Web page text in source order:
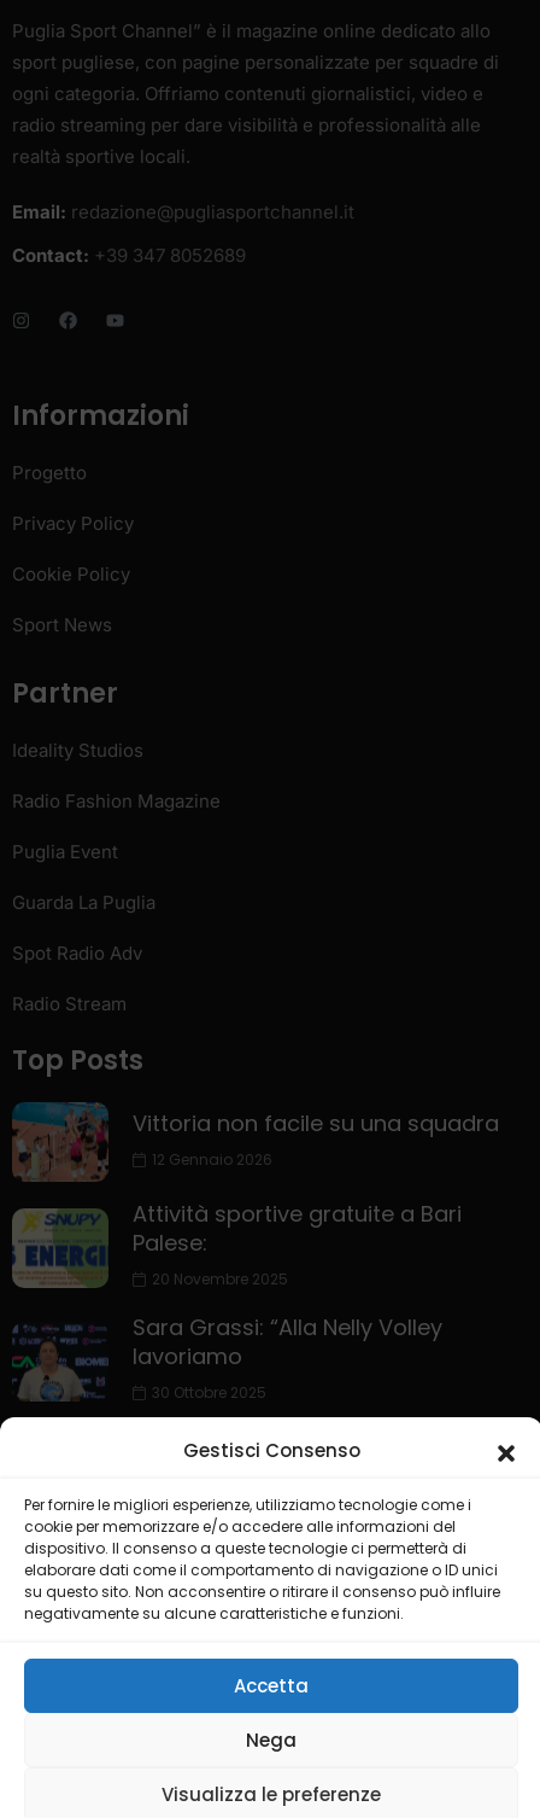
Gestisci Consenso
Per fornire le migliori esperienze, utilizziamo tecnologie come i
cookie per memorizzare e/o accedere alle informazioni del
dispositivo. Il consenso a queste tecnologie ci permetterà di
elaborare dati come il comportamento di navigazione o ID unici
su questo sito. Non acconsentire o ritirare il consenso può influire
negativamente su alcune caratteristiche e funzioni.
Accetta
Nega
Visualizza le preferenze
Puglia Sport Channel” è il magazine online dedicato allo
sport pugliese, con pagine personalizzate per squadre di
ogni categoria. Offriamo contenuti giornalistici, video e
radio streaming per dare visibilità e professionalità alle
realtà sportive locali.
Email: redazione@pugliasportchannel.it
Contact: +39 347 8052689
Informazioni
Progetto
Privacy Policy
Cookie Policy
Sport News
Partner
Ideality Studios
Radio Fashion Magazine
Puglia Event
Guarda La Puglia
Spot Radio Adv
Radio Stream
Top Posts
Vittoria non facile su una squadra
12 Gennaio 2026
Attività sportive gratuite a Bari
Palese:
20 Novembre 2025
Sara Grassi: “Alla Nelly Volley
lavoriamo
30 Ottobre 2025
HOME PRIVACY POLICY
COOKIE POLICY